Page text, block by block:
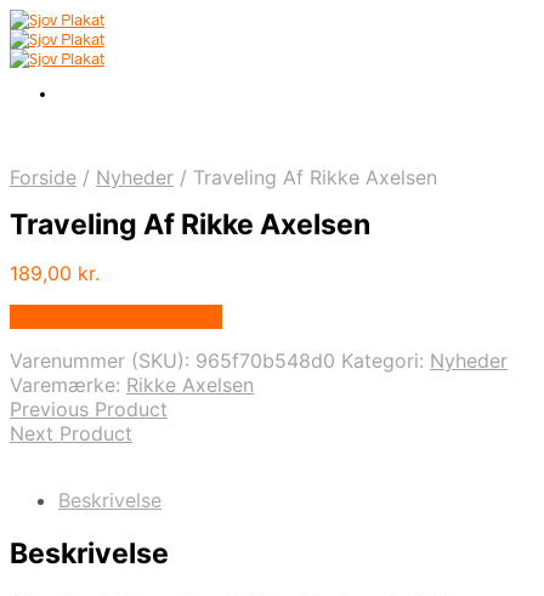
Forside / Nyheder / Traveling Af Rikke Axelsen
Traveling Af Rikke Axelsen
189,00 kr.
Varenummer (SKU): 965f70b548d0 Kategori: Nyheder
Varemærke: Rikke Axelsen
Previous Product
Next Product
Beskrivelse
Beskrivelse